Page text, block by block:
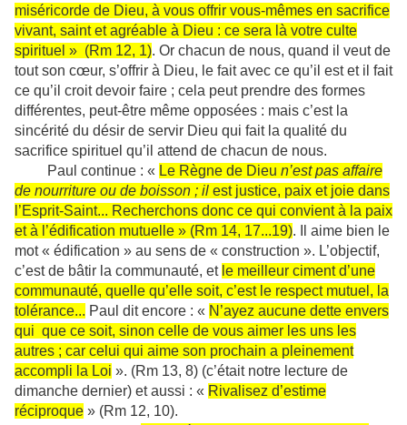
miséricorde de Dieu, à vous offrir vous-mêmes en sacrifice
vivant, saint et agréable à Dieu : ce sera là votre culte
spirituel » (Rm 12, 1). Or chacun de nous, quand il veut de
tout son cœur, s’offrir à Dieu, le fait avec ce qu’il est et il fait
ce qu’il croit devoir faire ; cela peut prendre des formes
différentes, peut-être même opposées : mais c’est la
sincérité du désir de servir Dieu qui fait la qualité du
sacrifice spirituel qu’il attend de chacun de nous.
Paul continue : « Le Règne de Dieu n’est pas affaire
de nourriture ou de boisson ; il est justice, paix et joie dans
l’Esprit-Saint... Recherchons donc ce qui convient à la paix
et à l’édification mutuelle » (Rm 14, 17...19). Il aime bien le
mot « édification » au sens de « construction ». L’objectif,
c’est de bâtir la communauté, et le meilleur ciment d’une
communauté, quelle qu’elle soit, c’est le respect mutuel, la
tolérance... Paul dit encore : « N’ayez aucune dette envers
qui que ce soit, sinon celle de vous aimer les uns les
autres ; car celui qui aime son prochain a pleinement
accompli la Loi ». (Rm 13, 8) (c’était notre lecture de
dimanche dernier) et aussi : « Rivalisez d’estime
réciproque » (Rm 12, 10).